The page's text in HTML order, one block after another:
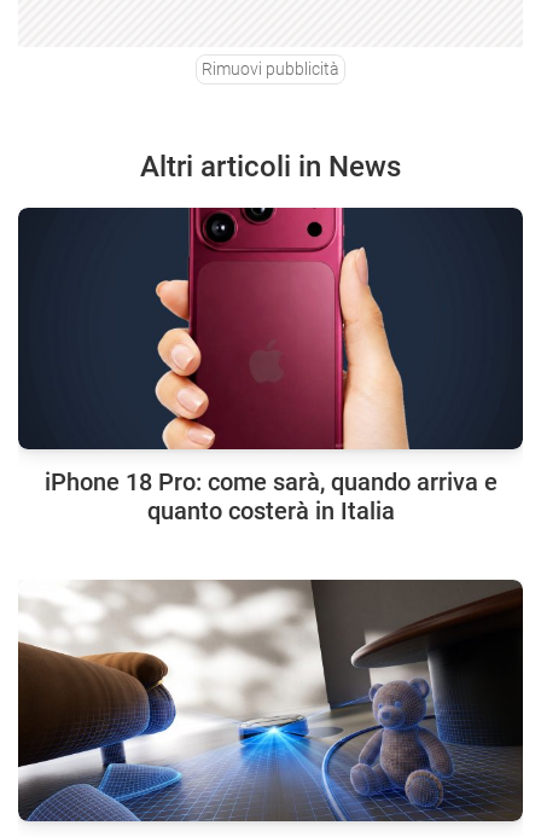
Rimuovi pubblicità
Altri articoli in News
iPhone 18 Pro: come sarà, quando arriva e
quanto costerà in Italia